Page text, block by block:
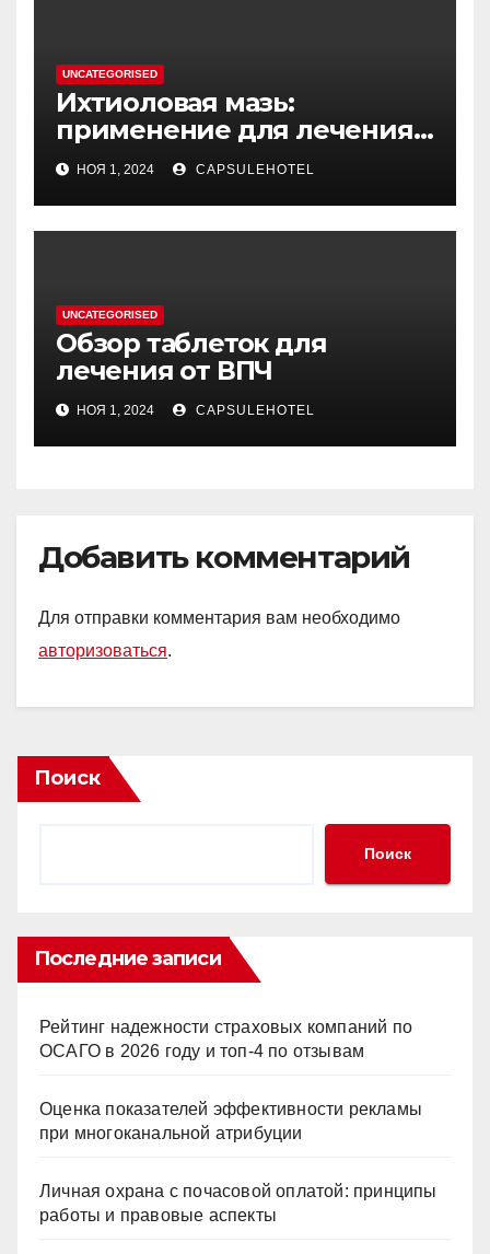
UNCATEGORISED
Ихтиоловая мазь:
применение для лечения
фурункулов
НОЯ 1, 2024 CAPSULEHOTEL
UNCATEGORISED
Обзор таблеток для
лечения от ВПЧ
НОЯ 1, 2024 CAPSULEHOTEL
Добавить комментарий
Для отправки комментария вам необходимо
авторизоваться.
Поиск
Поиск
Последние записи
Рейтинг надежности страховых компаний по
ОСАГО в 2026 году и топ-4 по отзывам
Оценка показателей эффективности рекламы
при многоканальной атрибуции
Личная охрана с почасовой оплатой: принципы
работы и правовые аспекты